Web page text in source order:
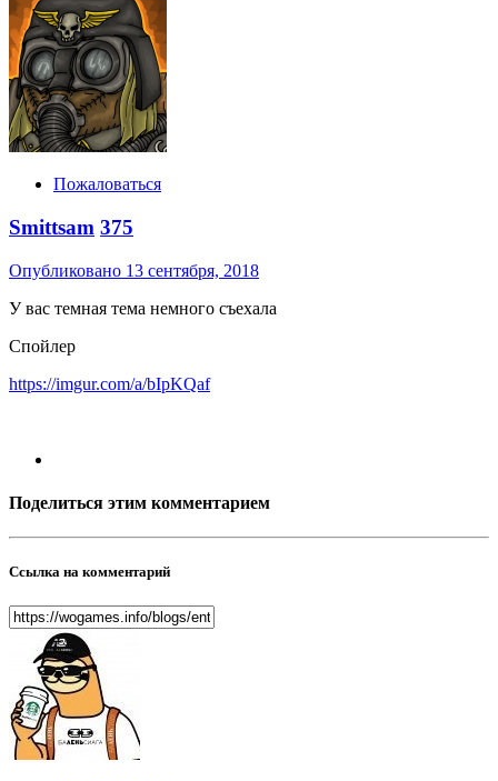
Пожаловаться
Smittsam 375
Опубликовано 13 сентября, 2018
У вас темная тема немного съехала
Спойлер
https://imgur.com/a/bIpKQaf
Поделиться этим комментарием
Ссылка на комментарий